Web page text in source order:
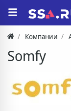
Компании
Somfy